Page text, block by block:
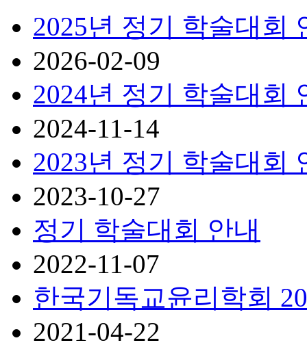
2025년 정기 학술대회
2026-02-09
2024년 정기 학술대회
2024-11-14
2023년 정기 학술대회
2023-10-27
정기 학술대회 안내
2022-11-07
한국기독교윤리학회
2021-04-22